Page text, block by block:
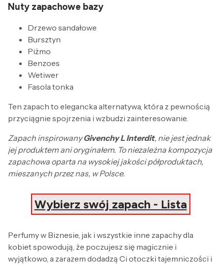
Nuty zapachowe bazy
Drzewo sandałowe
Bursztyn
Piżmo
Benzoes
Wetiwer
Fasola tonka
Ten zapach to elegancka alternatywa, która z pewnością
przyciągnie spojrzenia i wzbudzi zainteresowanie.
Zapach inspirowanyGivenchy L Interdit, nie jest jednak
jej produktem ani oryginałem. To niezależna kompozycja
zapachowa oparta na wysokiej jakości półproduktach,
mieszanych przez nas, w Polsce.
Wybierz swój zapach - Lista
Perfumy w Biznesie, jak i wszystkie inne zapachy dla
kobiet spowodują, że poczujesz się magicznie i
wyjątkowo, a zarazem dodadzą Ci otoczki tajemniczości i